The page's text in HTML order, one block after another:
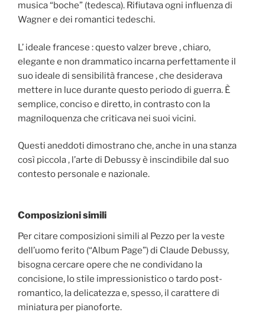
musica “boche” (tedesca). Rifiutava ogni influenza di
Wagner e dei romantici tedeschi.
L’ ideale francese : questo valzer breve , chiaro,
elegante e non drammatico incarna perfettamente il
suo ideale di sensibilità francese , che desiderava
mettere in luce durante questo periodo di guerra. È
semplice, conciso e diretto, in contrasto con la
magniloquenza che criticava nei suoi vicini.
Questi aneddoti dimostrano che, anche in una stanza
così piccola , l’arte di Debussy è inscindibile dal suo
contesto personale e nazionale.
Composizioni simili
Per citare composizioni simili al Pezzo per la veste
dell’uomo ferito (“Album Page”) di Claude Debussy,
bisogna cercare opere che ne condividano la
concisione, lo stile impressionistico o tardo post-
romantico, la delicatezza e, spesso, il carattere di
miniatura per pianoforte.